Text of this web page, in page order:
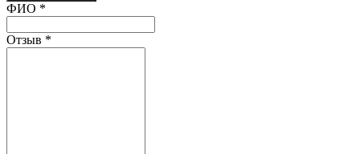
Ваш отзыв был отправлен!
ФИО *
Отзыв *